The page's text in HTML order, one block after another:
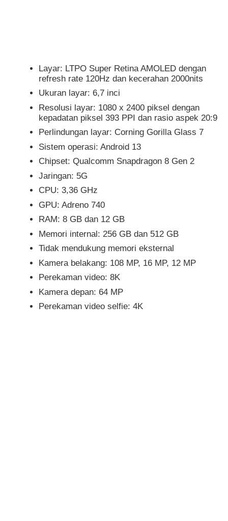
Layar: LTPO Super Retina AMOLED dengan
refresh rate 120Hz dan kecerahan 2000nits
Ukuran layar: 6,7 inci
Resolusi layar: 1080 x 2400 piksel dengan
kepadatan piksel 393 PPI dan rasio aspek 20:9
Perlindungan layar: Corning Gorilla Glass 7
Sistem operasi: Android 13
Chipset: Qualcomm Snapdragon 8 Gen 2
Jaringan: 5G
CPU: 3,36 GHz
GPU: Adreno 740
RAM: 8 GB dan 12 GB
Memori internal: 256 GB dan 512 GB
Tidak mendukung memori eksternal
Kamera belakang: 108 MP, 16 MP, 12 MP
Perekaman video: 8K
Kamera depan: 64 MP
Perekaman video selfie: 4K